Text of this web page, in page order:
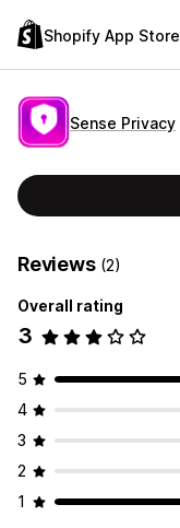
Shopify App Store
Sense Privacy
Reviews (2)
Overall rating
3
5
4
3
2
1